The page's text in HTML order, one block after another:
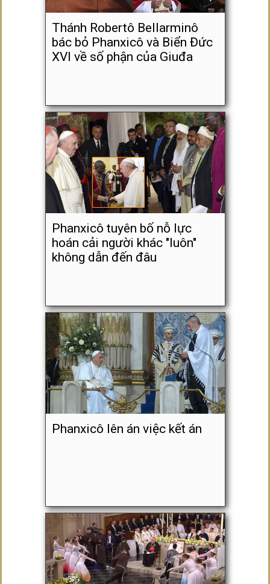
Thánh Robertô Bellarminô
bác bỏ Phanxicô và Biển Đức
XVI về số phận của Giuđa
Phanxicô tuyên bố nỗ lực
hoán cải người khác "luôn"
không dẫn đến đâu
Phanxicô lên án việc kết án